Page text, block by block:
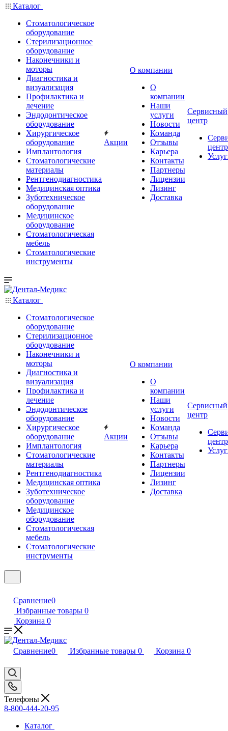
Каталог
Стоматологическое
оборудование
Стерилизационное
оборудование
Наконечники и
моторы
Диагностика и
визуализация
Профилактика и
лечение
Эндодонтическое
оборудование
Хирургическое
оборудование
Имплантология
Стоматологические
материалы
Рентгенодиагностика
Медицинская оптика
Зуботехническое
оборудование
Медицинское
оборудование
Стоматологическая
мебель
Стоматологические
инструменты
Акции
О компании
О
компании
Наши
услуги
Новости
Команда
Отзывы
Карьера
Контакты
Партнеры
Лицензии
Лизинг
Доставка
Сервисный
центр
центр
Каталог
Стоматологическое
оборудование
Стерилизационное
оборудование
Наконечники и
моторы
Диагностика и
визуализация
Профилактика и
лечение
Эндодонтическое
оборудование
Хирургическое
оборудование
Имплантология
Стоматологические
материалы
Рентгенодиагностика
Медицинская оптика
Зуботехническое
оборудование
Медицинское
оборудование
Стоматологическая
мебель
Стоматологические
инструменты
Акции
О компании
О
компании
Наши
услуги
Новости
Команда
Отзывы
Карьера
Контакты
Партнеры
Лицензии
Лизинг
Доставка
Сервисный
центр
центр
Сравнение0
Избранные товары 0
Корзина 0
Сравнение0 Избранные товары 0 Корзина 0
Телефоны
8-800-444-20-95
Каталог